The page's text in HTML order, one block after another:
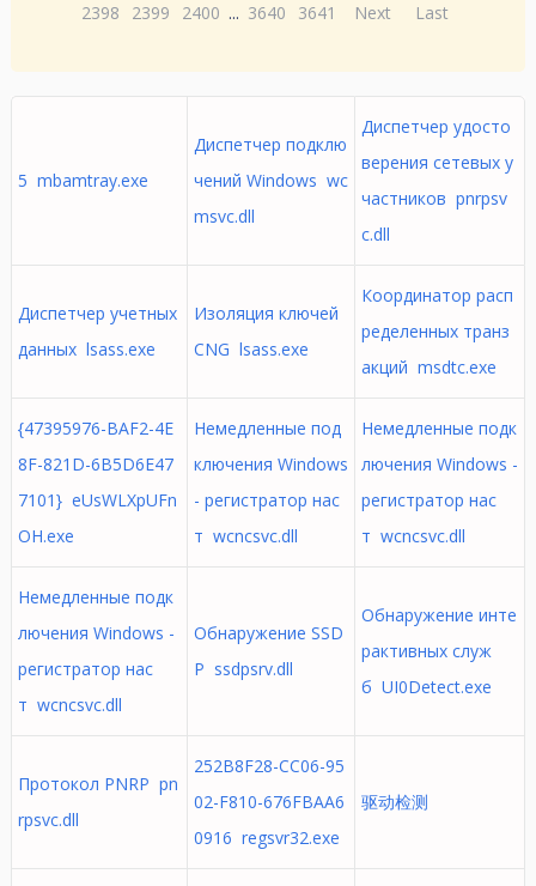
2398
2399 2400 ... 3640 3641 Next Last
5 mbamtray.exe
Диспетчер подклю
чений Windows wc
msvc.dll
Диспетчер удосто
верения сетевых у
частников pnrpsv
c.dll
Диспетчер учетных
данных lsass.exe
Изоляция ключей
CNG lsass.exe
Координатор расп
ределенных транз
акций msdtc.exe
{47395976-BAF2-4E
8F-821D-6B5D6E47
7101} eUsWLXpUFn
OH.exe
Немедленные под
ключения Windows
- регистратор нас
т wcncsvc.dll
Немедленные подк
лючения Windows -
регистратор нас
т wcncsvc.dll
Немедленные подк
лючения Windows -
регистратор нас
т wcncsvc.dll
Обнаружение SSD
P ssdpsrv.dll
Обнаружение инте
рактивных служ
б UI0Detect.exe
Протокол PNRP pn
rpsvc.dll
252B8F28-CC06-95
02-F810-676FBAA6
0916 regsvr32.exe
驱动检测